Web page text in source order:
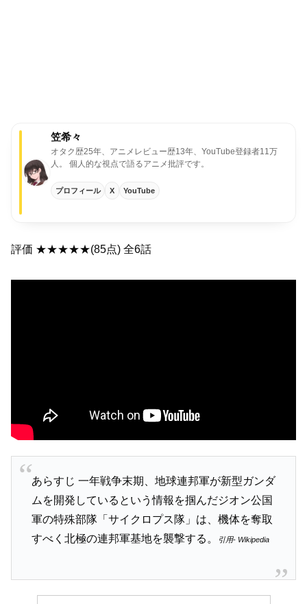
笠希々
オタク歴25年、アニメレビュー歴13年、YouTube登録者11万
人。
個人的な視点で語るアニメ批評です。
プロフィール X YouTube
評価 ★★★★★(85点) 全6話
あらすじ 一年戦争末期、地球連邦軍が新型ガンダ
ムを開発しているという情報を掴んだジオン公国
軍の特殊部隊「サイクロプス隊」は、機体を奪取
すべく北極の連邦軍基地を襲撃する。
引用- Wikipedia